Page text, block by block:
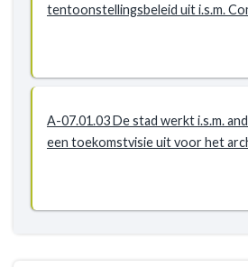
tentoonstellingsbeleid uit i.s.m.
A-07.01.03 De stad werkt i.s.m.
een toekomstvisie uit voor het